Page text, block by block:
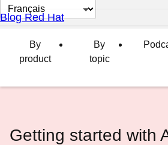
Changer
la
langue
Blog Red Hat
By
product
By
topic
Getting started with